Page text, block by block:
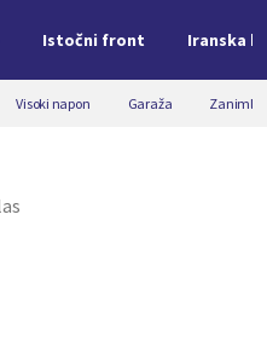
Istočni front Iranska
Visoki napon Garaža